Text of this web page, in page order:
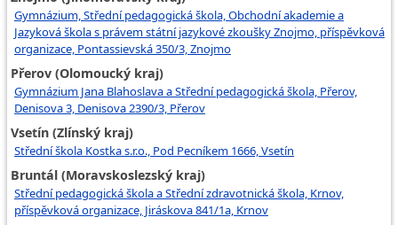
Gymnázium, Střední pedagogická škola, Obchodní akademie a
Jazyková škola s právem státní jazykové zkoušky Znojmo, příspěvková
organizace, Pontassievská 350/3, Znojmo
Přerov (Olomoucký kraj)
Gymnázium Jana Blahoslava a Střední pedagogická škola, Přerov,
Denisova 3, Denisova 2390/3, Přerov
Vsetín (Zlínský kraj)
Střední škola Kostka s.r.o., Pod Pecníkem 1666, Vsetín
Bruntál (Moravskoslezský kraj)
Střední pedagogická škola a Střední zdravotnická škola, Krnov,
příspěvková organizace, Jiráskova 841/1a, Krnov